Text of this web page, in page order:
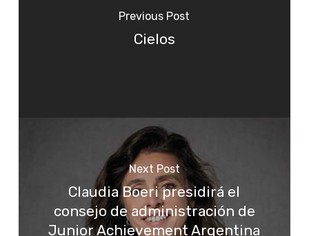
Previous Post
Cielos
Next Post
Claudia Boeri presidirá el
consejo de administración de
Junior Achievement Argentina